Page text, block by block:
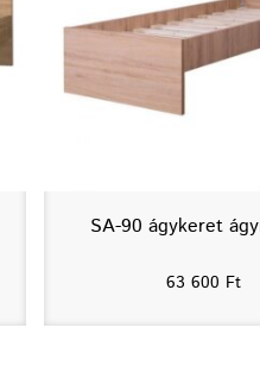
SA-90 ágykeret
63 600 Ft